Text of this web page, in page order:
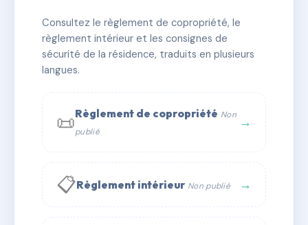
Martin
✓ Immatriculée 🏠 64 lots 🏗 1 bâtiment(s)
✉ Email
Consultez le règlement de copropriété, le
règlement intérieur et les consignes de
sécurité de la résidence, traduits en plusieurs
langues.
📜Règlement de copropriété Non
publié
→
📋Règlement intérieur Non publié →